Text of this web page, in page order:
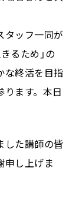
タッフ一同が
るため」の
な終活を目指
ります。本日
した講師の皆
申し上げま